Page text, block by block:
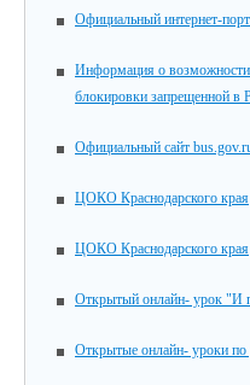
Официальный интернет-
Информация о возможности
блокировки запрещенной в
Официальный сайт
ЦОКО Краснодарского края
ЦОКО Краснодарского края
Открытый онлайн- урок "И
Открытые онлайн- уроки по